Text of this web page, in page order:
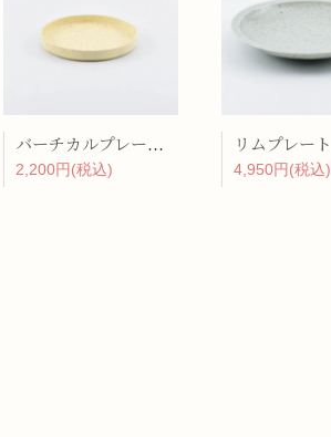
バーチカルプレート 15cm 化粧土
2,200円(税込)
4,950円(税込)